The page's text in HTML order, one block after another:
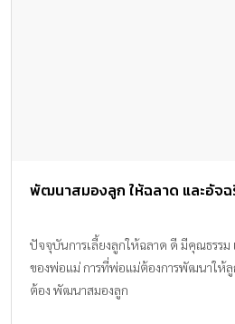
พัฒนาสมองลูก ให้ฉลาด และอัจฉ
ปัจจุบันการเลี้ยงลูกให้ฉลาด ดี มีคุณธรรม
ของพ่อแม่ การที่พ่อแม่ต้องการพัฒนาให้
ต้อง พัฒนาสมองลูก